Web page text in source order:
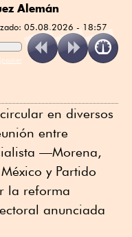
Alemán
05.08.2026 - 18:57
en diversos
entre
—Morena,
y Partido
la reforma
anunciada